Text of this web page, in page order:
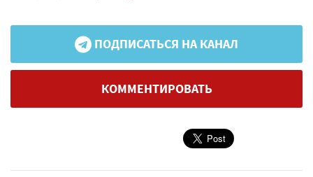
ПОДПИСАТЬСЯ НА КАНАЛ
КОММЕНТИРОВАТЬ